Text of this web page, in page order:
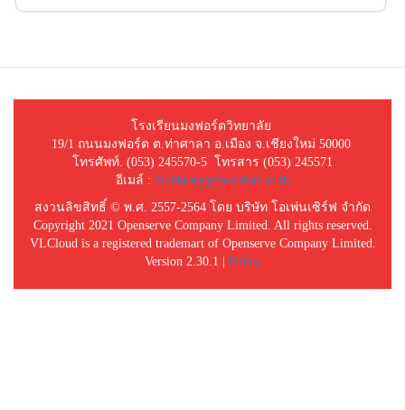
โรงเรียนมงฟอร์ตวิทยาลัย
19/1 ถนนมงฟอร์ต ต.ท่าศาลา อ.เมือง จ.เชียงใหม่ 50000
โทรศัพท์. (053) 245570-5 โทรสาร (053) 245571
อีเมล์ : mclibrary@montfort.ac.th
สงวนลิขสิทธิ์ © พ.ศ. 2557-2564 โดย บริษัท โอเพ่นเซิร์ฟ จำกัด
Copyright 2021 Openserve Company Limited. All rights reserved.
VLCloud is a registered trademart of Openserve Company Limited.
Version 2.30.1 | Policy